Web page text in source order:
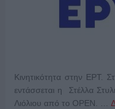
Κινητικότητα στην ΕΡΤ.
εντάσσεται η Στέλλα
Λιόλιου από το OPEN. …